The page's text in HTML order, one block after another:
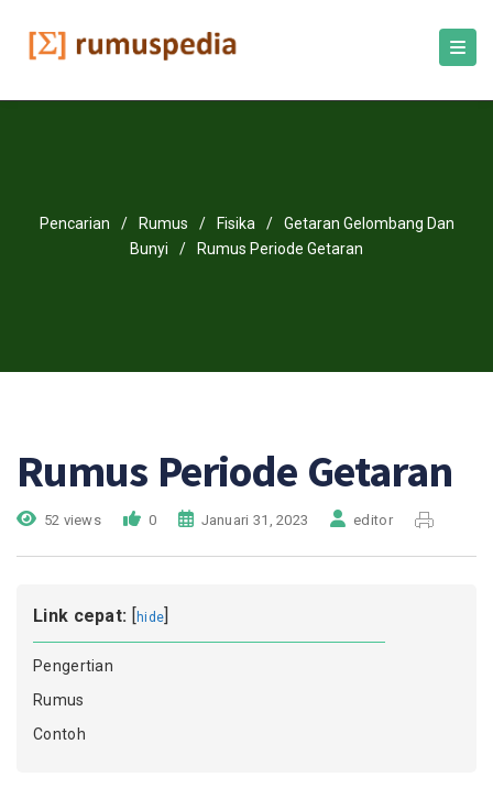
Pencarian / Rumus / Fisika /
Getaran Gelombang Dan
Bunyi
/ Rumus Periode Getaran
Rumus Periode Getaran
52 views 0 Januari 31, 2023 editor
Link cepat: [hide]
Pengertian
Rumus
Contoh